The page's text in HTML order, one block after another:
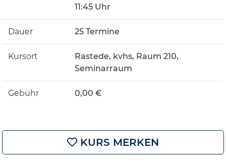
11:45 Uhr
Dauer 25 Termine
Kursort
Rastede, kvhs, Raum 210,
Seminarraum
Gebühr 0,00 €
KURS MERKEN